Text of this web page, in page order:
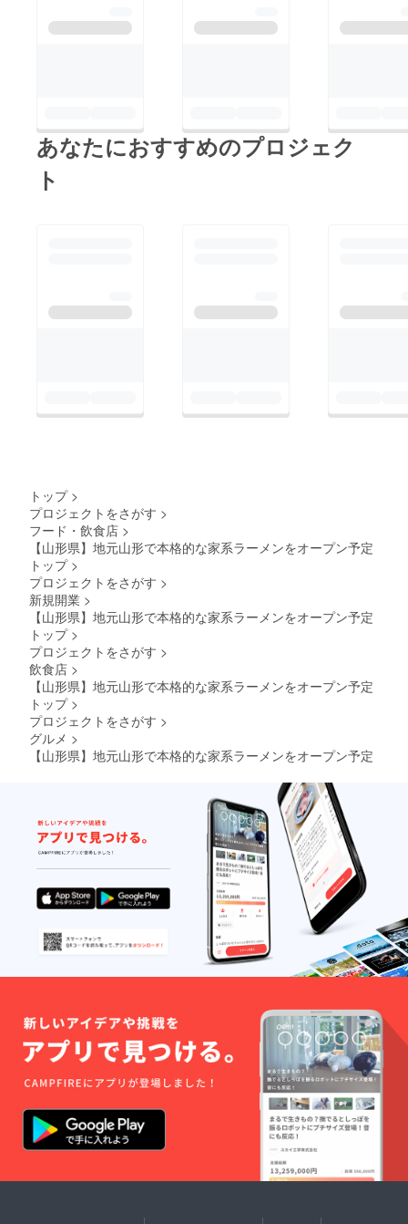
あなたにおすすめのプロジェク
ト
トップ >
プロジェクトをさがす >
フード・飲食店 >
【山形県】地元山形で本格的な家系ラーメンをオープン予定
トップ >
プロジェクトをさがす >
新規開業 >
【山形県】地元山形で本格的な家系ラーメンをオープン予定
トップ >
プロジェクトをさがす >
飲食店 >
【山形県】地元山形で本格的な家系ラーメンをオープン予定
トップ >
プロジェクトをさがす >
グルメ >
【山形県】地元山形で本格的な家系ラーメンをオープン予定